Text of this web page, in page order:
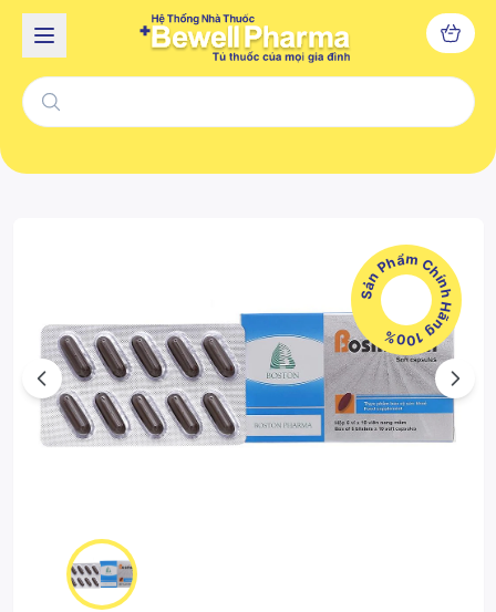
Sản Phẩm Chính Hãng 100%
Previous Next